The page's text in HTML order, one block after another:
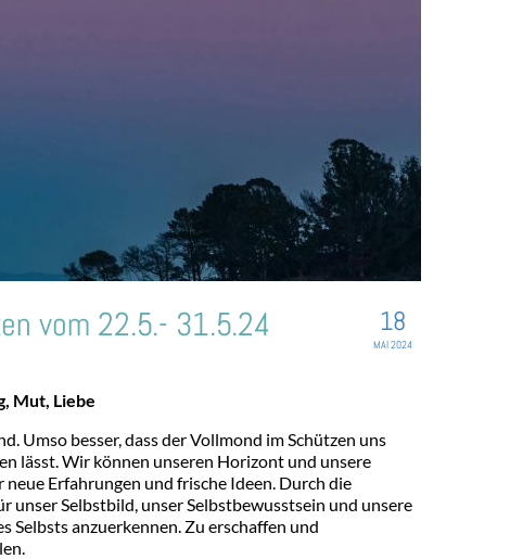
18
MAI 2024
vom 22.5.- 31.5.24
Mut, Liebe
besser, dass der Vollmond im Schützen uns
lässt. Wir können unseren Horizont und unsere
Erfahrungen und frische Ideen. Durch die
Selbstbild, unser Selbstbewusstsein und unsere
Selbsts anzuerkennen. Zu erschaffen und